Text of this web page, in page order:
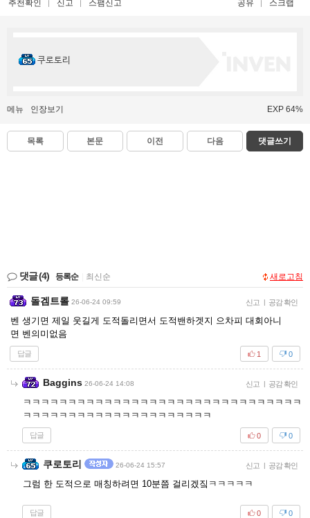
추천확인 신고 스팸신고 공유 스크랩
쿠로토리
메뉴 인장보기 EXP 64%
목록 본문 이전 다음 댓글쓰기
댓글(4) 등록순 최신순 새로고침
돌겜트롤 26-06-24 09:59 신고 | 공감 확인
벤 생기면 제일 웃길게 도적돌리면서 도적밴하겟지 으차피 대회아니
면 벤의미없음
답글 0
1
Baggins 26-06-24 14:08 신고 | 공감 확인
ㅋㅋㅋㅋㅋㅋㅋㅋㅋㅋㅋㅋㅋㅋㅋㅋㅋㅋㅋㅋㅋㅋㅋㅋㅋㅋㅋㅋㅋㅋㅋ
ㅋㅋㅋㅋㅋㅋㅋㅋㅋㅋㅋㅋㅋㅋㅋㅋㅋㅋㅋㅋㅋ
답글 0
0
쿠로토리 26-06-24 15:57 신고 | 공감 확인
그럼 한 도적으로 매칭하려면 10분쯤 걸리겠짘ㅋㅋㅋㅋㅋ
답글 0
0